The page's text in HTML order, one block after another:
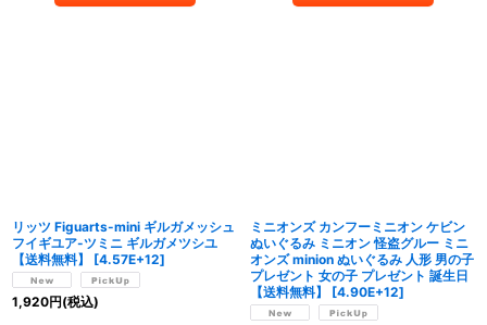
リッツ Figuarts-mini ギルガメッシュ
フイギユア-ツミニ ギルガメツシユ
【送料無料】
[4.57E+12]
1,920円(税込)
ミニオンズ カンフーミニオン ケビン
ぬいぐるみ ミニオン 怪盗グルー ミニ
オンズ minion ぬいぐるみ 人形 男の子
プレゼント 女の子 プレゼント 誕生日
【送料無料】
[4.90E+12]